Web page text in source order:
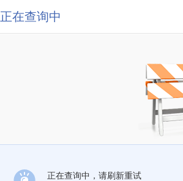
正在查询中
正在查询中，请刷新重试